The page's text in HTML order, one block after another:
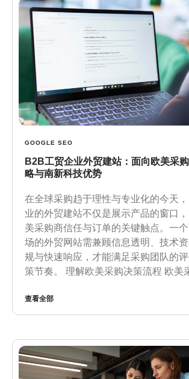
GOOGLE SEO
B2B工贸企业外贸建站：面向欧美采
略与南新科技优势
在全球采购趋于理性与专业化的今天
业的外贸建站不仅是展示产品的窗口
美采购商信任与订单的关键触点。一
场的外贸网站需兼顾信息透明、技术
规与快速响应，才能满足采购团队的
策节奏。 理解欧美采购决策流程 欧美
查看全部